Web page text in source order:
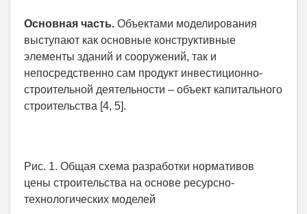
Основная часть. Объектами моделирования
выступают как основные конструктивные
элементы зданий и сооружений, так и
непосредственно сам продукт инвестиционно-
строительной деятельности – объект капитального
строительства [4, 5].
Рис. 1. Общая схема разработки нормативов
цены строительства на основе ресурсно-
технологических моделей